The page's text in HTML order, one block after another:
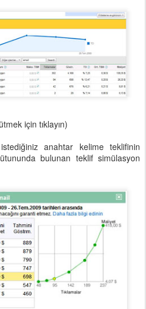
için tıklayın)
anahtar kelime teklifinin
bulunan teklif simülasyon